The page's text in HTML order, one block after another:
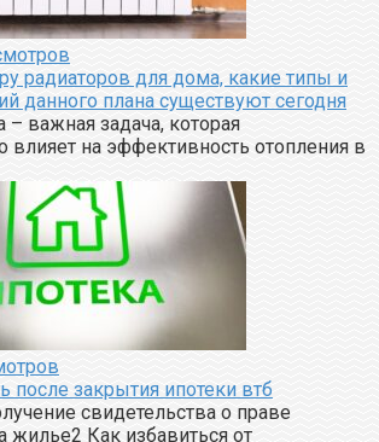
радиаторов для дома, какие типы и
данного плана существуют сегодня
– важная задача, которая
влияет на эффективность отопления в
после закрытия ипотеки втб
свидетельства о праве
жилье2 Как избавиться от